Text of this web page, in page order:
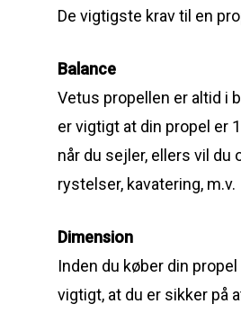
De vigtigste krav til en
Balance
Vetus propellen er altid i
er vigtigt at din propel er
når du sejler, ellers vil du
rystelser, kavatering, m.v.
Dimension
Inden du køber din
vigtigt, at du er sikker på